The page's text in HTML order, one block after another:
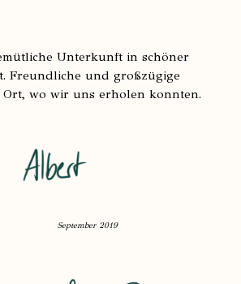
Unterkunft in schöner
Freundliche und großzügige
Ort, wo wir uns erholen konnten.
September 2019